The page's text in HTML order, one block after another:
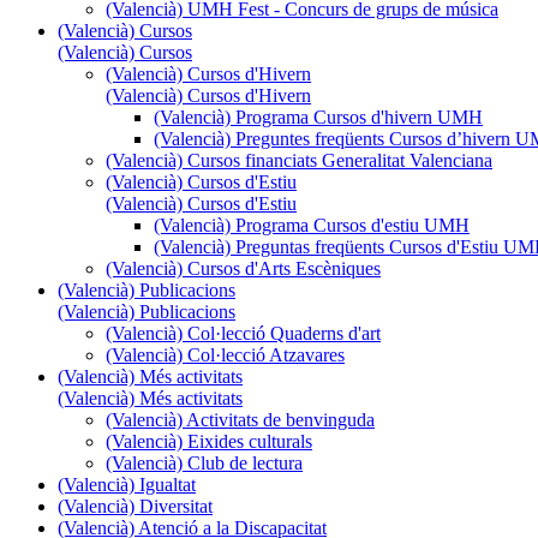
(Valencià) UMH Fest - Concurs de grups de música
(Valencià) Cursos
(Valencià) Cursos
(Valencià) Cursos d'Hivern
(Valencià) Cursos d'Hivern
(Valencià) Programa Cursos d'hivern UMH
(Valencià) Preguntes freqüents Cursos d’hivern
(Valencià) Cursos financiats Generalitat Valenciana
(Valencià) Cursos d'Estiu
(Valencià) Cursos d'Estiu
(Valencià) Programa Cursos d'estiu UMH
(Valencià) Preguntas freqüents Cursos d'Estiu
(Valencià) Cursos d'Arts Escèniques
(Valencià) Publicacions
(Valencià) Publicacions
(Valencià) Col·lecció Quaderns d'art
(Valencià) Col·lecció Atzavares
(Valencià) Més activitats
(Valencià) Més activitats
(Valencià) Activitats de benvinguda
(Valencià) Eixides culturals
(Valencià) Club de lectura
(Valencià) Igualtat
(Valencià) Diversitat
(Valencià) Atenció a la Discapacitat